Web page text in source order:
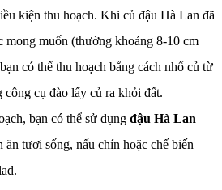
kiện thu hoạch. Khi củ đậu Hà Lan đã
mong muốn (thường khoảng 8-10 cm
có thể thu hoạch bằng cách nhổ củ từ
công cụ đào lấy củ ra khỏi đất.
bạn có thể sử dụng đậu Hà Lan
ăn tươi sống, nấu chín hoặc chế biến